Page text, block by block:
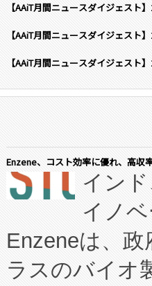
【AAiT月間ニュースダイジェスト
【AAiT月間ニュースダイジェスト
【AAiT月間ニュースダイジェスト
Enzene、コスト効率に優れ、高収
イン
イノ
Enzeneは、
ラスのバイオ